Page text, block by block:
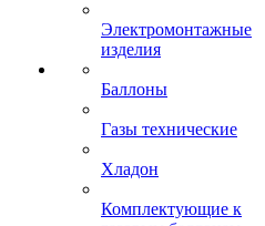
Электромонтажные
изделия
Баллоны
Газы технические
Хладон
Комплектующие к